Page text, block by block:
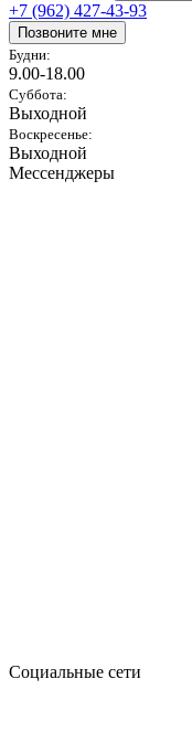
+7 (962) 427-43-93
Позвоните мне
Будни:
9.00-18.00
Суббота:
Выходной
Воскресенье:
Выходной
Мессенджеры
Социальные сети